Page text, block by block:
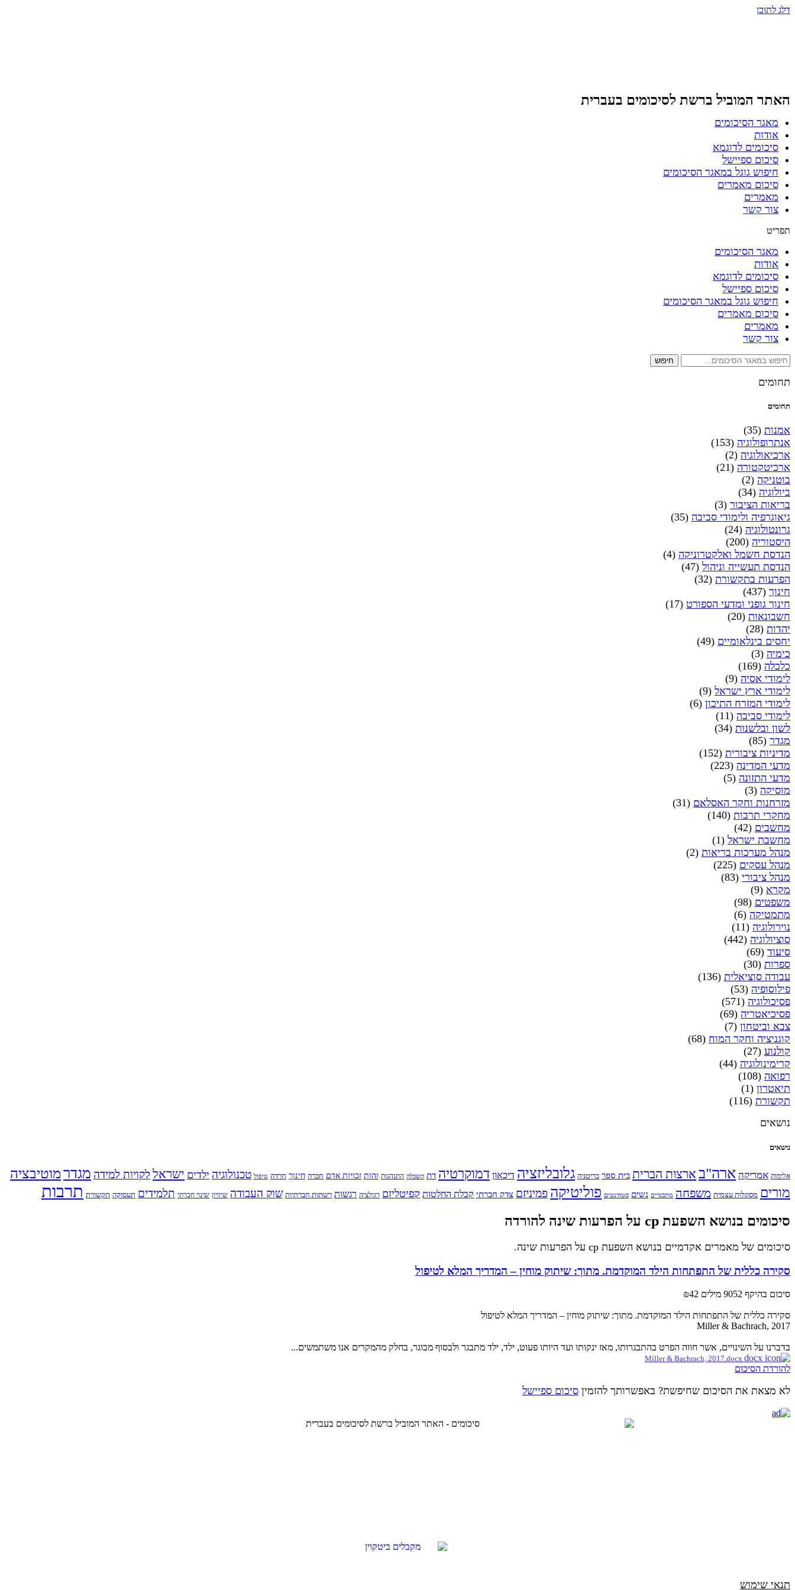
דלג לתוכן
האתר המוביל ברשת לסיכומים בעברית
מאגר הסיכומים
אודות
סיכומים לדוגמא
סיכום ספיישל
חיפוש גוגל במאגר הסיכומים
סיכום מאמרים
מאמרים
צור קשר
תפריט
מאגר הסיכומים
אודות
סיכומים לדוגמא
סיכום ספיישל
חיפוש גוגל במאגר הסיכומים
סיכום מאמרים
מאמרים
צור קשר
חיפוש
תחומים
תחומים
אמנות (35)
אנתרופולוגיה (153)
ארכיאולוגיה (2)
ארכיטקטורה (21)
בוטניקה (2)
ביולוגיה (34)
בריאות הציבור (3)
גיאוגרפיה ולימודי סביבה (35)
גרונטולוגיה (24)
היסטוריה (200)
הנדסת חשמל ואלקטרוניקה (4)
הנדסת תעשייה וניהול (47)
הפרעות בתקשורת (32)
חינוך (437)
חינוך גופני ומדעי הספורט (17)
חשבונאות (20)
יהדות (28)
יחסים בינלאומיים (49)
כימיה (3)
כלכלה (169)
לימודי אסיה (9)
לימודי ארץ ישראל (9)
לימודי המזרח התיכון (6)
לימודי סביבה (11)
לשון ובלשנות (34)
מגדר (85)
מדיניות ציבורית (152)
מדעי המדינה (223)
מדעי התזונה (5)
מוסיקה (3)
מזרחנות וחקר האסלאם (31)
מחקרי תרבות (140)
מחשבים (42)
מחשבת ישראל (1)
מנהל מערכות בריאות (2)
מנהל עסקים (225)
מנהל ציבורי (83)
מקרא (9)
משפטים (98)
מתמטיקה (6)
נוירולוגיה (11)
סוציולוגיה (442)
סיעוד (69)
ספרות (30)
עבודה סוציאלית (136)
פילוסופיה (53)
פסיכולוגיה (571)
פסיכיאטריה (69)
צבא וביטחון (7)
קוגניציה וחקר המוח (68)
קולנוע (27)
קרימינולוגיה (44)
רפואה (108)
תיאטרון (1)
תקשורת (116)
נושאים
נושאים
אלימות אמריקה ארה"ב ארצות הברית בית ספר בריטניה גלובליזציה דיכאון דמוקרטיה דת השכלה התנהגות זהות זכויות אדם חברה חינוך חרדה טיפול טכנולוגיה ילדים ישראל לקויות למידה מגדרמוטיבציה
מורים מסוגלות עצמית משפחה מתבגרים נשים סטודנטים פוליטיקה פמיניזם צדק חברתי קבלת החלטות קפיטליזם רגולציה רגשות רשתות חברתיות שוק העבודה שיוויון שינוי חברתי תלמידים תעסוקה תקשורת תרבות
סיכומים בנושא השפעת cp על הפרעות שינה להורדה
סיכומים של מאמרים אקדמיים בנושא השפעת cp על הפרעות שינה.
סקירה כללית של התפתחות הילד המוקדמת. מתוך: שיתוק מוחין – המדריך המלא לטיפול
סיכום בהיקף 9052 מילים ₪42
סקירה כללית של התפתחות הילד המוקדמת. מתוך: שיתוק מוחין – המדריך המלא לטיפול
Miller & Bachrach, 2017
בדברנו על השינויים, אשר חווה הפרט בהתבגרותו, מאז ינקותו ועד היותו פעוט, ילד, ילד מתבגר ולבסוף מבוגר, בחלק מהמקרים אנו משתמשים...
להורדת הסיכום
לא מצאת את הסיכום שחיפשת? באפשרותך להזמין סיכום ספיישל
תנאי שימוש